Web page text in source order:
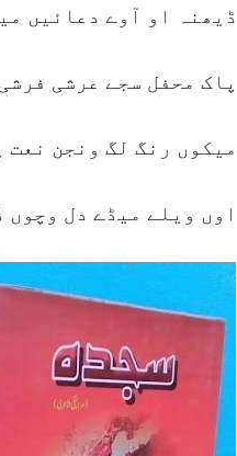
ڈیھنہ او آوے دعائیں
پاک محفل سجے عرشی
میکوں رنگ لگ ونجن نعت
اوں ویلے میڈے دل